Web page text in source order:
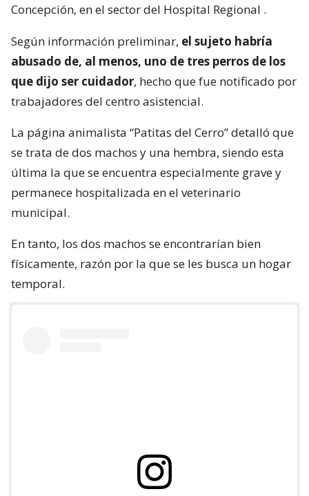
Concepción, en el sector del Hospital Regional .
Según información preliminar, el sujeto habría
abusado de, al menos, uno de tres perros de los
que dijo ser cuidador, hecho que fue notificado por
trabajadores del centro asistencial.
La página animalista “Patitas del Cerro” detalló que
se trata de dos machos y una hembra, siendo esta
última la que se encuentra especialmente grave y
permanece hospitalizada en el veterinario
municipal.
En tanto, los dos machos se encontrarían bien
físicamente, razón por la que se les busca un hogar
temporal.